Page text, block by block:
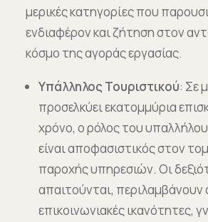
μερικές κατηγορίες που
ενδιαφέρον και ζήτηση στον
κόσμο της αγοράς εργασίας.
Υπάλληλος Τουριστικού: Σε
προσελκύει εκατομμύρια
χρόνο, ο ρόλος του
είναι αποφασιστικός στον
παροχής υπηρεσιών. Οι
απαιτούνται, περιλαμβάνουν
επικοινωνιακές ικανότητες,